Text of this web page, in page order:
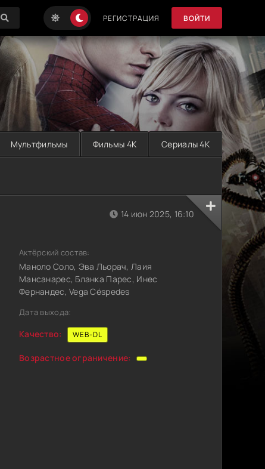
РЕГИСТРАЦИЯ ВОЙТИ
Мультфильмы Фильмы 4K Сериалы 4K
14 июн 2025, 16:10
Актёрский состав:
Маноло Соло, Эва Льорач, Лаия
Мансанарес, Бланка Парес, Инес
Фернандес, Vega Céspedes
Дата выхода:
Качество: WEB-DL
Возрастное ограничение: